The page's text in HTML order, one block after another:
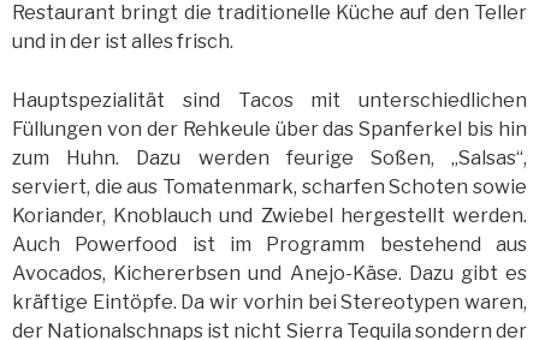
Restaurant bringt die traditionelle Küche auf den Teller
und in der ist alles frisch.
Hauptspezialität sind Tacos mit unterschiedlichen
Füllungen von der Rehkeule über das Spanferkel bis hin
zum Huhn. Dazu werden feurige Soßen, „Salsas“,
serviert, die aus Tomatenmark, scharfen Schoten sowie
Koriander, Knoblauch und Zwiebel hergestellt werden.
Auch Powerfood ist im Programm bestehend aus
Avocados, Kichererbsen und Anejo-Käse. Dazu gibt es
kräftige Eintöpfe. Da wir vorhin bei Stereotypen waren,
der Nationalschnaps ist nicht Sierra Tequila sondern der